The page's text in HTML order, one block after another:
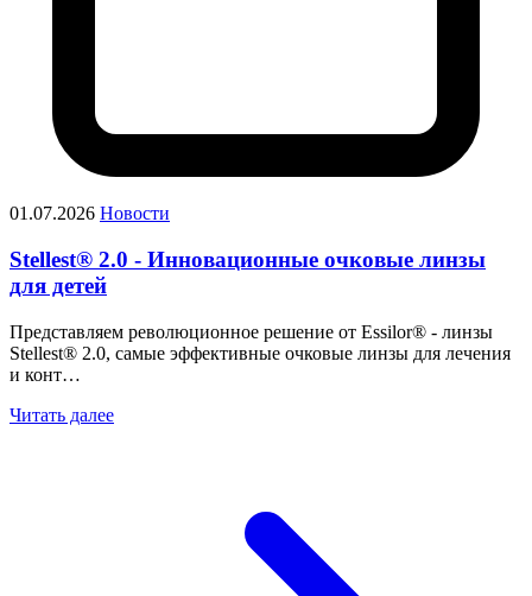
01.07.2026 Новости
Stellest® 2.0 - Инновационные очковые линзы
для детей
Представляем революционное решение от Essilor® - линзы
Stellest® 2.0, самые эффективные очковые линзы для лечения
и конт…
Читать далее